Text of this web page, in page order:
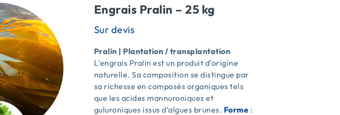
Engrais Pralin – 25 kg
Pralin | Plantation / transplantation
L'engrais Pralin est un produit d’origine
naturelle. Sa composition se distingue par
sa richesse en composés organiques tels
que les acides mannuroniques et
guluroniques issus d’algues brunes. Forme :